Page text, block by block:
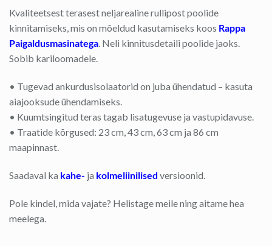
Kvaliteetsest terasest neljarealine rullipost poolide
kinnitamiseks, mis on mõeldud kasutamiseks koos Rappa
Paigaldusmasinatega. Neli kinnitusdetaili poolide jaoks.
Sobib kariloomadele.
• Tugevad ankurdusisolaatorid on juba ühendatud – kasuta
aiajooksude ühendamiseks.
• Kuumtsingitud teras tagab lisatugevuse ja vastupidavuse.
• Traatide kõrgused: 23 cm, 43 cm, 63 cm ja 86 cm
maapinnast.
Saadaval ka kahe- ja kolmeliinilised versioonid.
Pole kindel, mida vajate? Helistage meile ning aitame hea
meelega.